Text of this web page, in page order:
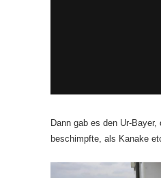
Dann gab es den Ur-Bayer,
beschimpfte, als Kanake